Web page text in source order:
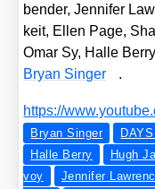
ben­der, Jen­ni­fer
keit, Ellen Page,
Omar Sy, Hal­le
Bryan Sin­ger
.
https://​
Bryan Singer
Halle Berry
Hugh
voy
Jennifer